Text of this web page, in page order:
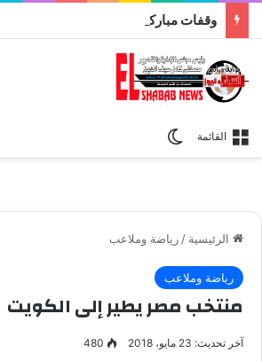
القائمة
الرئيسية / رياضة وملاعب
رياضة وملاعب
منتخب مصر يطير إلى الكويت
آخر تحديث: 23 مايو، 2018 480